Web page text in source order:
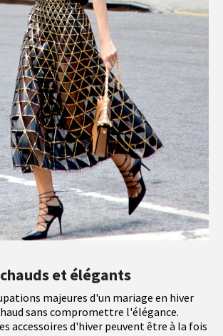
et élégants
majeures d'un mariage en hiver
sans compromettre l'élégance.
accessoires d'hiver peuvent être à la fois